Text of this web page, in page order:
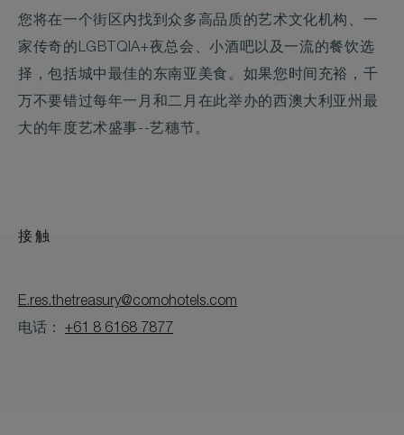
您将在一个街区内找到众多高品质的艺术文化机构、一
家传奇的LGBTQIA+夜总会、小酒吧以及一流的餐饮选
择，包括城中最佳的东南亚美食。如果您时间充裕，千
万不要错过每年一月和二月在此举办的西澳大利亚州最
大的年度艺术盛事--艺穗节。
接触
E.res.thetreasury@comohotels.com
电话： +61 8 6168 7877